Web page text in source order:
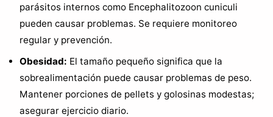
parásitos internos como Encephalitozoon cuniculi
pueden causar problemas. Se requiere monitoreo
regular y prevención.
Obesidad: El tamaño pequeño significa que la
sobrealimentación puede causar problemas de peso.
Mantener porciones de pellets y golosinas modestas;
asegurar ejercicio diario.